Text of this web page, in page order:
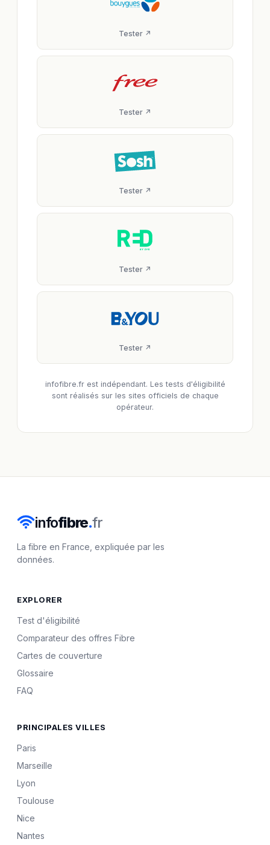
Tester ↗
Tester ↗
Tester ↗
Tester ↗
Tester ↗
infofibre.fr est indépendant. Les tests d'éligibilité
sont réalisés sur les sites officiels de chaque
opérateur.
infofibre.fr
La fibre en France, expliquée par les
données.
EXPLORER
Test d'éligibilité
Comparateur des offres Fibre
Cartes de couverture
Glossaire
FAQ
PRINCIPALES VILLES
Paris
Marseille
Lyon
Toulouse
Nice
Nantes